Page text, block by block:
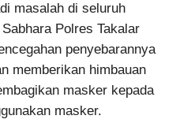
masalah di seluruh
Polres Takalar
penyebarannya
memberikan himbauan
masker kepada
masker.